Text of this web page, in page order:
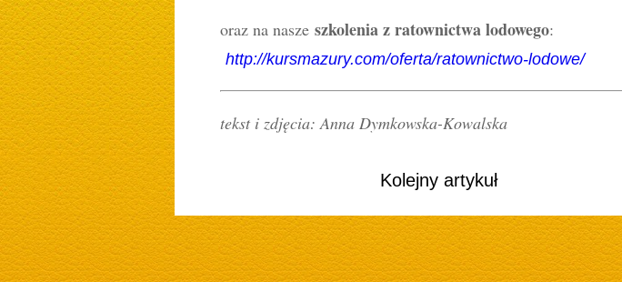
oraz na nasze szkolenia z ratownictwa lodowego:
http://kursmazury.com/oferta/ratownictwo-lodowe/
tekst i zdjęcia: Anna Dymkowska-Kowalska
Kolejny artykuł